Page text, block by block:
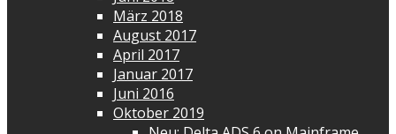
März 2018
August 2017
April 2017
Januar 2017
Juni 2016
Oktober 2019